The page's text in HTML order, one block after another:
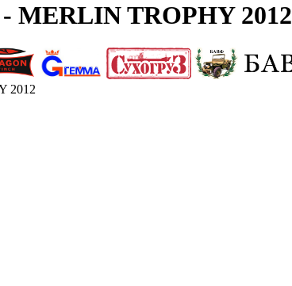
MERLIN TROPHY 2012
2012